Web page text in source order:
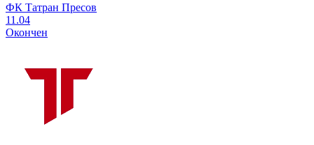
ФК Татран Пресов
11.04
Окончен